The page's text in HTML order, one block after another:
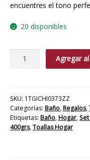
encuentres el tono
20 disponibles
Musgo
cantidad
Agregar
SKU: 1TGICHI0373ZZ
Categorías: Baño,Regalos,
Etiquetas: Baño,Hogar,
400grs,Toallas Hogar